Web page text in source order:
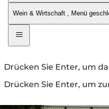
Wein & Wirtschaft , Menü
Drücken Sie Enter, um
Drücken Sie Enter, um